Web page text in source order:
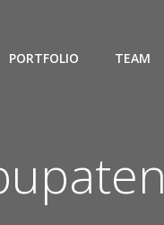
PORTFOLIO TEAM